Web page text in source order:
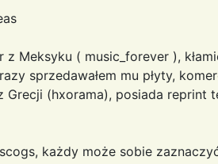
z Meksyku ( music_forever ),
sprzedawałem mu płyty,
Grecji (hxorama), posiada reprint
każdy może sobie